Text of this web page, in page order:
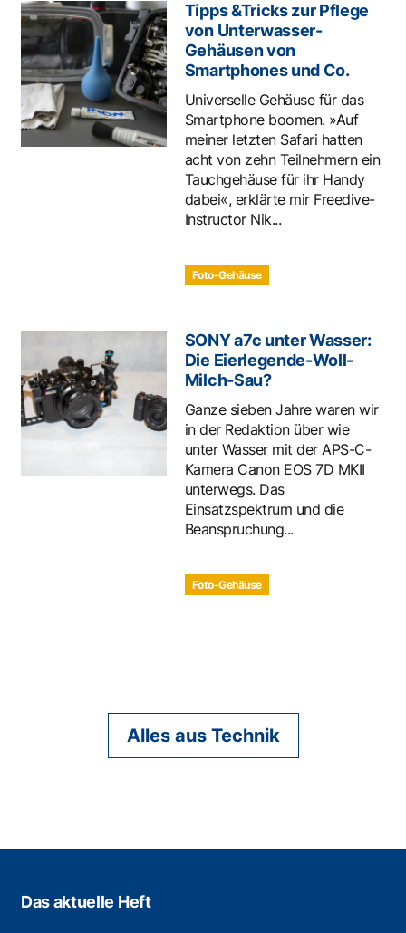
Tipps &Tricks zur Pflege
von Unterwasser-
Gehäusen von
Smartphones und Co.
Universelle Gehäuse für das
Smartphone boomen. »Auf
meiner letzten Safari hatten
acht von zehn Teilnehmern ein
Tauchgehäuse für ihr Handy
dabei«, erklärte mir Freedive-
Instructor Nik...
Foto-Gehäuse
SONY a7c unter Wasser:
Die Eierlegende-Woll-
Milch-Sau?
Ganze sieben Jahre waren wir
in der Redaktion über wie
unter Wasser mit der APS-C-
Kamera Canon EOS 7D MKII
unterwegs. Das
Einsatzspektrum und die
Beanspruchung...
Foto-Gehäuse
Alles aus Technik
Das aktuelle Heft